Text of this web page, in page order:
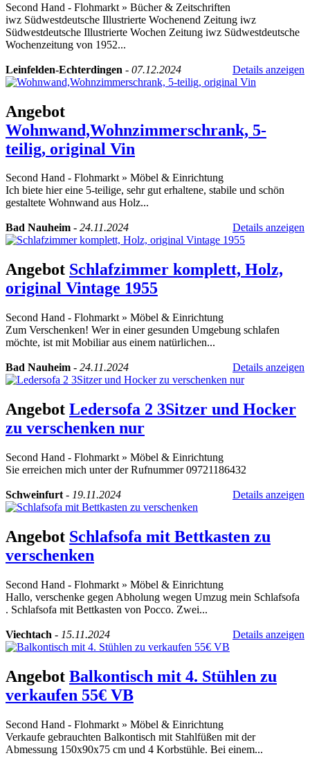
Second Hand - Flohmarkt » Bücher & Zeitschriften
iwz Südwestdeutsche Illustrierte Wochenend Zeitung iwz
Südwestdeutsche Illustrierte Wochen Zeitung iwz Südwestdeutsche
Wochenzeitung von 1952...
Leinfelden-Echterdingen - 07.12.2024 Details anzeigen
Angebot
Wohnwand,Wohnzimmerschrank, 5-
teilig, original Vin
Second Hand - Flohmarkt » Möbel & Einrichtung
Ich biete hier eine 5-teilige, sehr gut erhaltene, stabile und schön
gestaltete Wohnwand aus Holz...
Bad Nauheim - 24.11.2024 Details anzeigen
Angebot Schlafzimmer komplett, Holz,
original Vintage 1955
Second Hand - Flohmarkt » Möbel & Einrichtung
Zum Verschenken! Wer in einer gesunden Umgebung schlafen
möchte, ist mit Mobiliar aus einem natürlichen...
Bad Nauheim - 24.11.2024 Details anzeigen
Angebot Ledersofa 2 3Sitzer und Hocker
zu verschenken nur
Second Hand - Flohmarkt » Möbel & Einrichtung
Sie erreichen mich unter der Rufnummer 09721186432
Schweinfurt - 19.11.2024 Details anzeigen
Angebot Schlafsofa mit Bettkasten zu
verschenken
Second Hand - Flohmarkt » Möbel & Einrichtung
Hallo, verschenke gegen Abholung wegen Umzug mein Schlafsofa
. Schlafsofa mit Bettkasten von Pocco. Zwei...
Viechtach - 15.11.2024 Details anzeigen
Angebot Balkontisch mit 4. Stühlen zu
verkaufen 55€ VB
Second Hand - Flohmarkt » Möbel & Einrichtung
Verkaufe gebrauchten Balkontisch mit Stahlfüßen mit der
Abmessung 150x90x75 cm und 4 Korbstühle. Bei einem...